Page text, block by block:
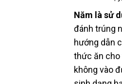
Năm là sử
đánh trúng
hướng dẫn
thức ăn cho
không vào